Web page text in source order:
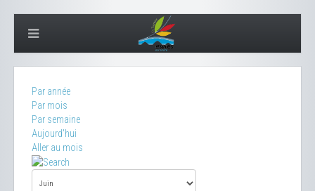
Par année
Par mois
Par semaine
Aujourd'hui
Aller au mois